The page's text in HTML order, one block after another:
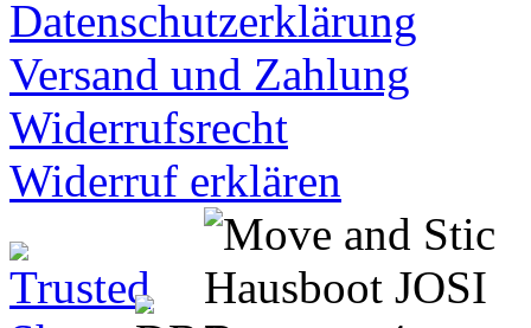
Datenschutzerklärung
Versand und Zahlung
Widerrufsrecht
Widerruf erklären